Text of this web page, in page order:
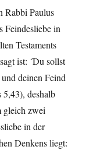
Rabbi Paulus
Feindesliebe in
Testaments
ist: ´Du sollst
deinen Feind
5,43), deshalb
gleich zwei
in der
Denkens liegt: